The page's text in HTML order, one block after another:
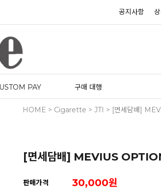
공지사항
PAY 구매 대행
HOME > Cigarette > JTI > [면세담배]
[면세담배] MEVIUS
판매가격 30,000원